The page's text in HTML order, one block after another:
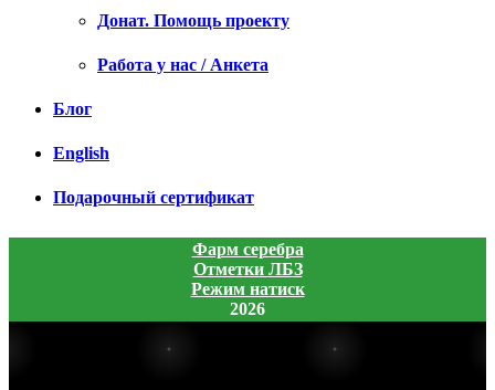
Донат. Помощь проекту
Работа у нас / Анкета
Блог
English
Подарочный сертификат
Фарм серебра
Отметки ЛБЗ
Режим натиск
2026